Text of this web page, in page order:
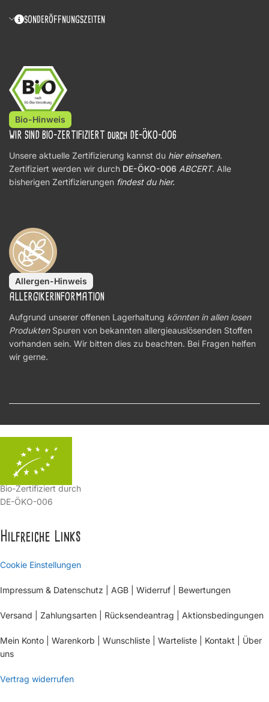
SONDERÖFFNUNGSZEITEN
Bio-Hinweis
WIR SIND BIO-ZERTIFIZIERT durch DE-ÖKO-006
Unsere aktuelle Zertifizierung kannst du hier einsehen.
Zertifiziert werden wir durch DE-ÖKO-006 ABCERT. Alle
bisherigen Zertifizierungen findest du hier.
Allergen-Hinweis
ALLERGIKERINFORMATION
Aufgrund unserer offenen Lagerhaltung könnten in allen losen
ProduktenSpuren von bekannten allergieauslösenden Stoffen
vorhanden sein. Wir bitten dies zu beachten. Bei Fragen helfen
wir gerne.
Bio-Zertifiziert durch
DE-ÖKO-006
Hilfreiche Links
Cookie Einstellungen
Impressum & Datenschutz AGB Widerruf Bewertungen
Versand Zahlungsarten Rücksendeantrag Aktionsbedingungen
Mein Konto Warenkorb Wunschliste Warteliste Kontakt
Über
uns
Vertrag widerrufen